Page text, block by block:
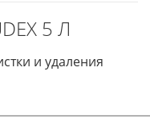
5 Л
и удаления